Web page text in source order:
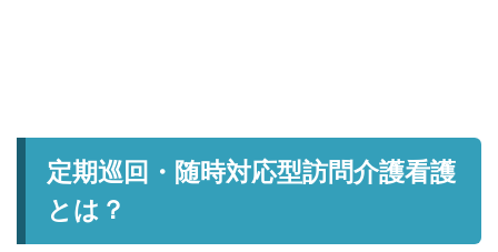
定期巡回・随時対応型訪問介護看護
とは？